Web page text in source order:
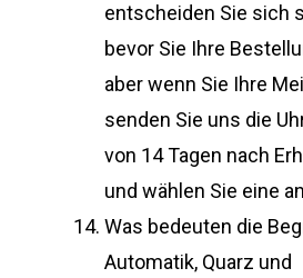
entscheiden Sie sich
bevor Sie Ihre
aber wenn Sie Ihre
senden Sie uns die
von 14 Tagen nach
und wählen Sie eine
Was bedeuten die
Automatik, Quarz und